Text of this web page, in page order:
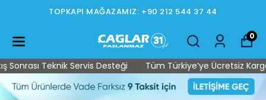
TOPKAPI MAĞAZAMIZ: +90 212 544 37 44
0
Teknik Servis Desteği Tüm Türkiye’ye Ücretsiz Kargo